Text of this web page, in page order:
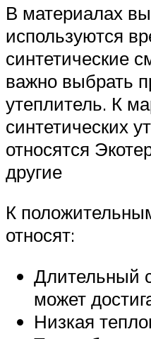
В материалах
используются
синтетические
важно выбрать
утеплитель. К
синтетических
относятся
другие
К
относят:
Длительный
может
Низкая